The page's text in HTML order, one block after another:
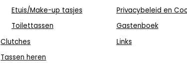
Etuis/Make-up tasjes
Toilettassen
Clutches
Tassen heren
Privacybeleid en
Gastenboek
Links